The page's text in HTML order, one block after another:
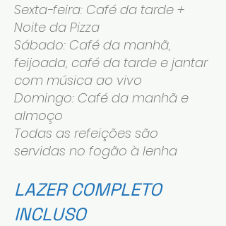
Sexta-feira: Café da tarde +
Noite da Pizza
Sábado: Café da manhã,
feijoada, café da tarde e jantar
com música ao vivo
Domingo: Café da manhã e
almoço
Todas as refeições são
servidas no fogão à lenha
LAZER COMPLETO
INCLUSO